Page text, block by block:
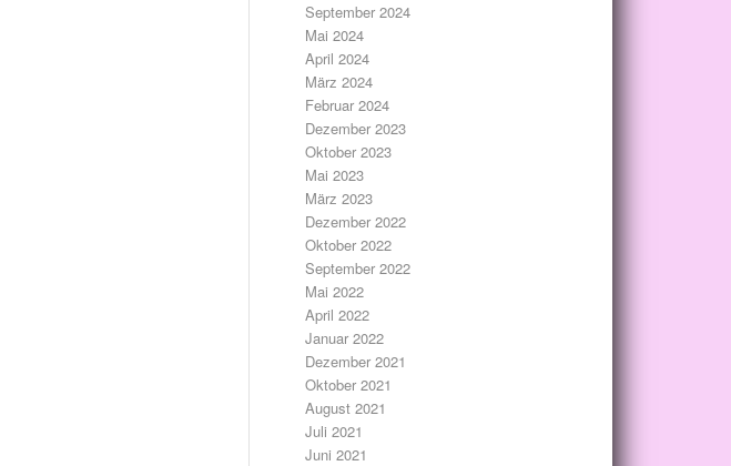
September 2024
Mai 2024
April 2024
März 2024
Februar 2024
Dezember 2023
Oktober 2023
Mai 2023
März 2023
Dezember 2022
Oktober 2022
September 2022
Mai 2022
April 2022
Januar 2022
Dezember 2021
Oktober 2021
August 2021
Juli 2021
Juni 2021